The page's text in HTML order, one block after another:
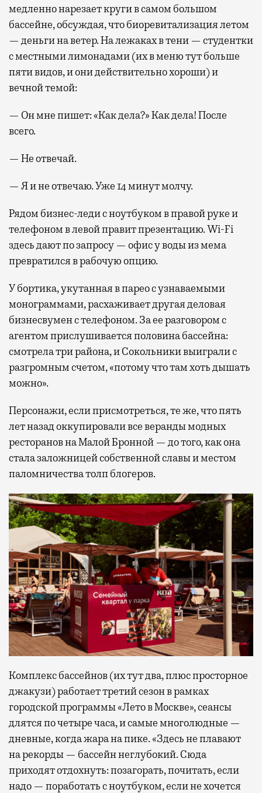
медленно нарезает круги в самом большом
бассейне, обсуждая, что биоревитализация летом
— деньги на ветер. На лежаках в тени — студентки
с местными лимонадами (их в меню тут больше
пяти видов, и они действительно хороши) и
вечной темой:
— Он мне пишет: «Как дела?» Как дела! После
всего.
— Не отвечай.
— Я и не отвечаю. Уже 14 минут молчу.
Рядом бизнес-леди с ноутбуком в правой руке и
телефоном в левой правит презентацию. Wi-Fi
здесь дают по запросу — офис у воды из мема
превратился в рабочую опцию.
У бортика, укутанная в парео с узнаваемыми
монограммами, расхаживает другая деловая
бизнесвумен с телефоном. За ее разговором с
агентом прислушивается половина бассейна:
смотрела три района, и Сокольники выиграли с
разгромным счетом, «потому что там хоть дышать
можно».
Персонажи, если присмотреться, те же, что пять
лет назад оккупировали все веранды модных
ресторанов на Малой Бронной — до того, как она
стала заложницей собственной славы и местом
паломничества толп блогеров.
Комплекс бассейнов (их тут два, плюс просторное
джакузи) работает третий сезон в рамках
городской программы «Лето в Москве», сеансы
длятся по четыре часа, и самые многолюдные —
дневные, когда жара на пике. «Здесь не плавают
на рекорды — бассейн неглубокий. Сюда
приходят отдохнуть: позагорать, почитать, если
надо — поработать с ноутбуком, если не хочется